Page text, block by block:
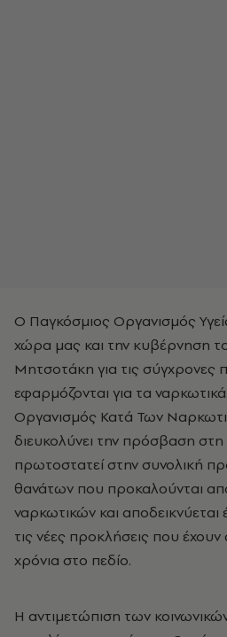
Ο Παγκόσμιος Οργανισμός
χώρα μας και την κυβέρνηση
Μητσοτάκη για τις σύγχρονες
εφαρμόζονται για τα
Οργανισμός Κατά Των
διευκολύνει την πρόσβαση
πρωτοστατεί στην συνολική
θανάτων που προκαλούνται
ναρκωτικών και αποδεικνύεται
τις νέες προκλήσεις που έχουν
χρόνια στο πεδίο.
Η αντιμετώπιση των